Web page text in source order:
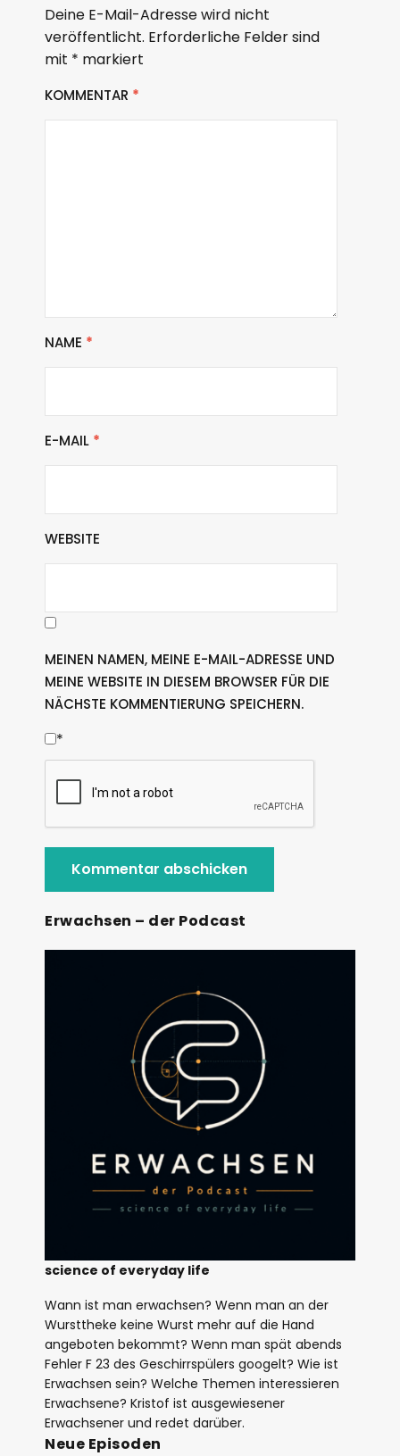
a
y
e
r
Deine E-Mail-Adresse wird nicht
veröffentlicht. Erforderliche Felder sind
mit * markiert
KOMMENTAR *
NAME *
E-MAIL *
WEBSITE
MEINEN NAMEN, MEINE E-MAIL-ADRESSE UND
MEINE WEBSITE IN DIESEM BROWSER FÜR DIE
NÄCHSTE KOMMENTIERUNG SPEICHERN.
*
Erwachsen – der Podcast
science of everyday life
Wann ist man erwachsen? Wenn man an der
Wursttheke keine Wurst mehr auf die Hand
angeboten bekommt? Wenn man spät abends
Fehler F 23 des Geschirrspülers googelt? Wie ist
Erwachsen sein? Welche Themen interessieren
Erwachsene? Kristof ist ausgewiesener
Erwachsener und redet darüber.
Neue Episoden